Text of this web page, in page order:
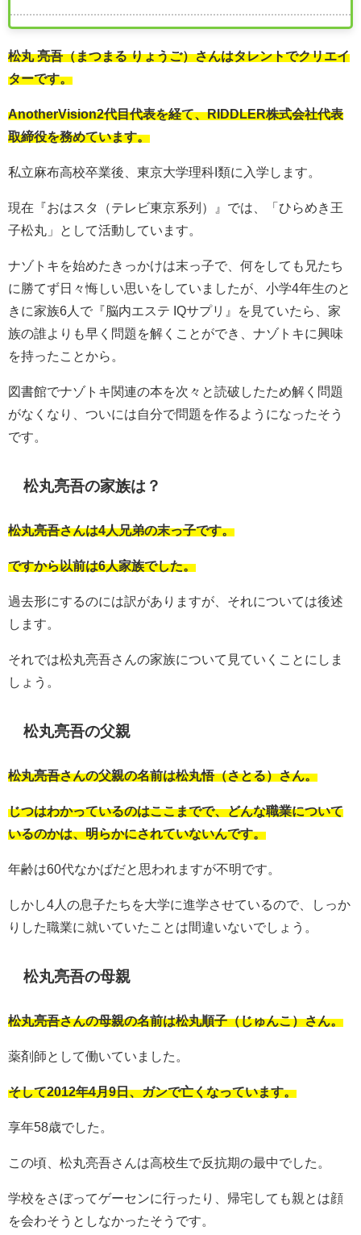
松丸 亮吾（まつまる りょうご）さんはタレントでクリエイ
ターです。
AnotherVision2代目代表を経て、RIDDLER株式会社代表
取締役を務めています。
私立麻布高校卒業後、東京大学理科I類に入学します。
現在『おはスタ（テレビ東京系列）』では、「ひらめき王
子松丸」として活動しています。
ナゾトキを始めたきっかけは末っ子で、何をしても兄たち
に勝てず日々悔しい思いをしていましたが、小学4年生のと
きに家族6人で『脳内エステ IQサプリ』を見ていたら、家
族の誰よりも早く問題を解くことができ、ナゾトキに興味
を持ったことから。
図書館でナゾトキ関連の本を次々と読破したため解く問題
がなくなり、ついには自分で問題を作るようになったそう
です。
松丸亮吾の家族は？
松丸亮吾さんは4人兄弟の末っ子です。
ですから以前は6人家族でした。
過去形にするのには訳がありますが、それについては後述
します。
それでは松丸亮吾さんの家族について見ていくことにしま
しょう。
松丸亮吾の父親
松丸亮吾さんの父親の名前は松丸悟（さとる）さん。
じつはわかっているのはここまでで、どんな職業について
いるのかは、明らかにされていないんです。
年齢は60代なかばだと思われますが不明です。
しかし4人の息子たちを大学に進学させているので、しっか
りした職業に就いていたことは間違いないでしょう。
松丸亮吾の母親
松丸亮吾さんの母親の名前は松丸順子（じゅんこ）さん。
薬剤師として働いていました。
そして2012年4月9日、ガンで亡くなっています。
享年58歳でした。
この頃、松丸亮吾さんは高校生で反抗期の最中でした。
学校をさぼってゲーセンに行ったり、帰宅しても親とは顔
を会わそうとしなかったそうです。